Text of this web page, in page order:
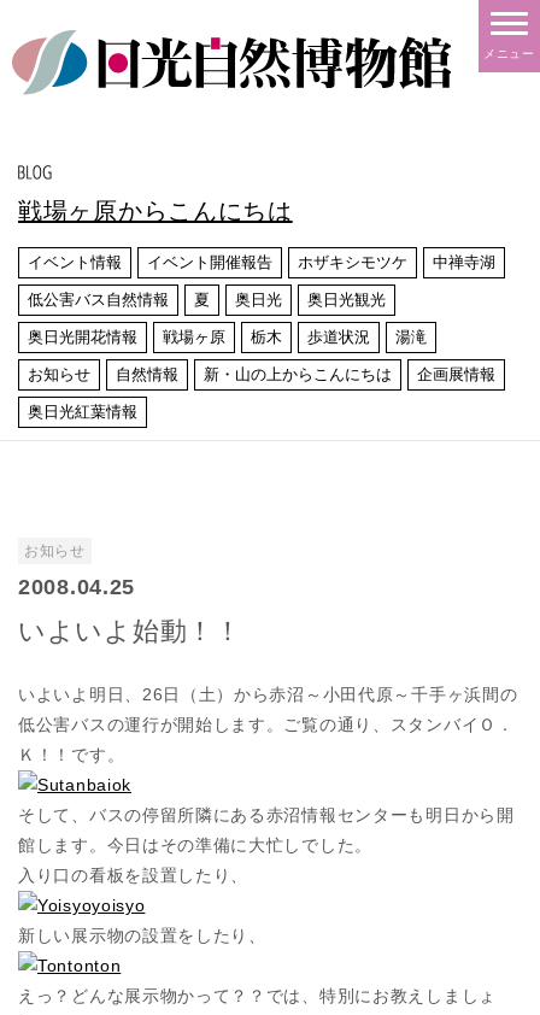
メニュー
戦場ヶ原からこんにちは
イベント情報 イベント開催報告 ホザキシモツケ 中禅寺湖
低公害バス自然情報 夏 奥日光 奥日光観光
奥日光開花情報 戦場ヶ原 栃木 歩道状況 湯滝
お知らせ 自然情報 新・山の上からこんにちは 企画展情報
奥日光紅葉情報
お知らせ
2008.04.25
いよいよ始動！！
いよいよ明日、26日（土）から赤沼～小田代原～千手ヶ浜間の
低公害バスの運行が開始します。ご覧の通り、スタンバイＯ．
Ｋ！！です。
そして、バスの停留所隣にある赤沼情報センターも明日から開
館します。今日はその準備に大忙しでした。
入り口の看板を設置したり、
新しい展示物の設置をしたり、
えっ？どんな展示物かって？？では、特別にお教えしましょ